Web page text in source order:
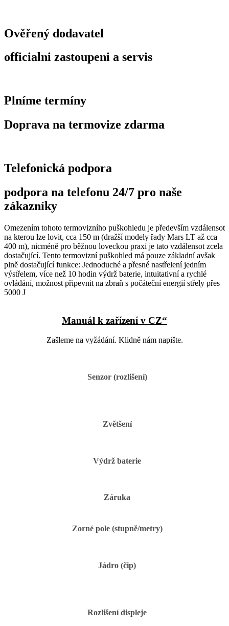
Ověřený dodavatel
officialni zastoupeni a servis
Plníme termíny
Doprava na termovize zdarma
Telefonická podpora
podpora na telefonu 24/7 pro naše
zákazníky
Omezením tohoto termovizního puškohledu je především vzdálensot
na kterou lze lovit, cca 150 m (dražší modely řady Mars LT až cca
400 m), nicméně pro běžnou loveckou praxi je tato vzdálensot zcela
dostačující. Tento termovizní puškohled má pouze základní avšak
plně dostačující funkce: Jednoduché a přesné nastřelení jedním
výstřelem, více než 10 hodin výdrž baterie, intuitativní a rychlé
ovládání, možnost připevnit na zbraň s počáteční energií střely přes
5000 J
Manuál k zařízení v CZ“
Zašleme na vyžádání. Klidně nám napište.
Senzor (rozlišení)
Zvětšení
Výdrž baterie
Záruka
Zorné pole (stupně/metry)
Jádro (čip)
Rozlišení displeje